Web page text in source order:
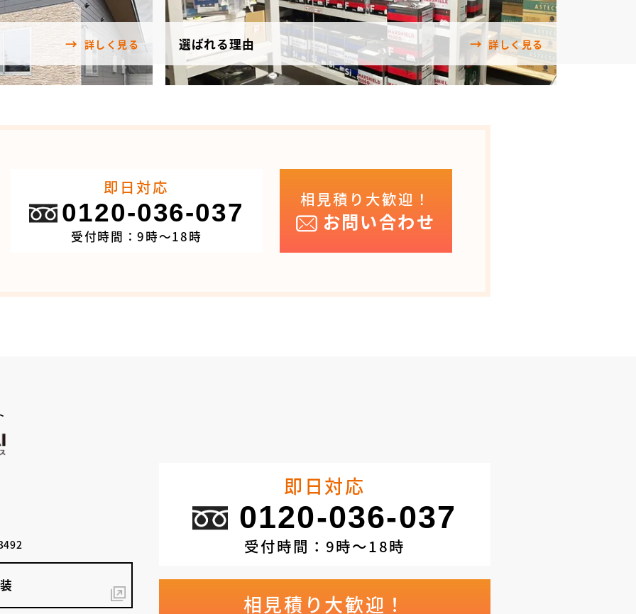
詳しく見る 選ばれる理由 詳しく見る
即日対応
0120-036-037
受付時間：9時～18時
相見積り大歓迎！
お問い合わせ
即日対応
0120-036-037
受付時間：9時～18時
相見積り大歓迎！